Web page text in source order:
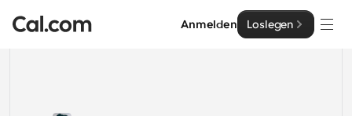
Anmelden Loslegen